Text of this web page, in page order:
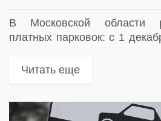
В Московской области
платных парковок: с 1
дорогах. Проект охватит
Читать еще